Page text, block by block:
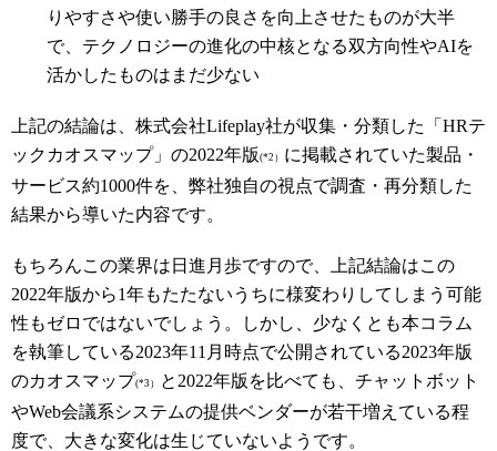
りやすさや使い勝手の良さを向上させたものが大半
で、テクノロジーの進化の中核となる双方向性やAIを
活かしたものはまだ少ない
上記の結論は、株式会社Lifeplay社が収集・分類した「HRテ
ックカオスマップ」の2022年版 (*2） に掲載されていた製品・
サービス約1000件を、弊社独自の視点で調査・再分類した
結果から導いた内容です。
もちろんこの業界は日進月歩ですので、上記結論はこの
2022年版から1年もたたないうちに様変わりしてしまう可能
性もゼロではないでしょう。しかし、少なくとも本コラム
を執筆している2023年11月時点で公開されている2023年版
のカオスマップ(*3）
と2022年版を比べても、チャットボット
やWeb会議系システムの提供ベンダーが若干増えている程
度で、大きな変化は生じていないようです。